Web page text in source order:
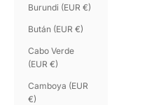
Burundi (EUR €)
Bután (EUR €)
Cabo Verde
(EUR €)
Camboya (EUR
€)